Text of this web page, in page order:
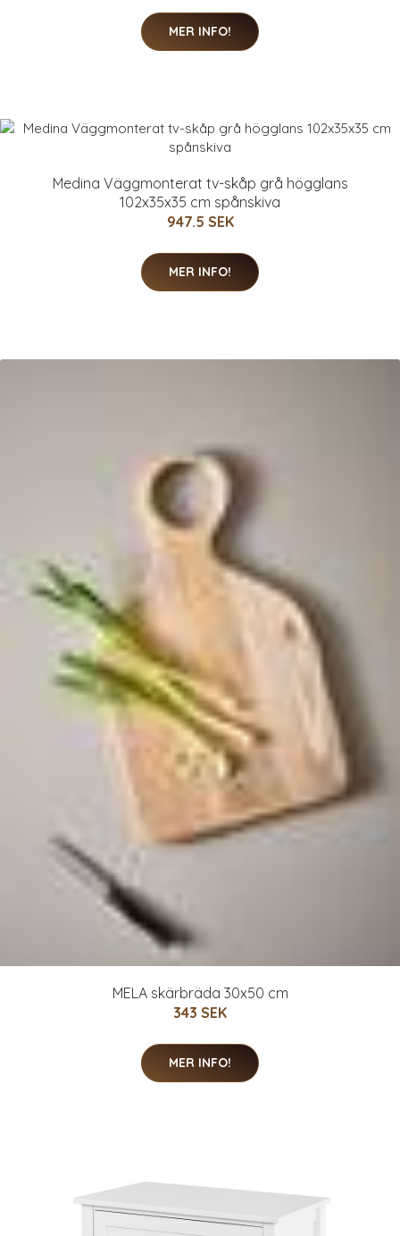
MER INFO!
Medina Väggmonterat tv-skåp grå högglans
102x35x35 cm spånskiva
947.5 SEK
MER INFO!
MELA skärbräda 30x50 cm
343 SEK
MER INFO!